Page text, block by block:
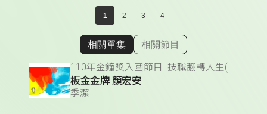
1 2 3 4
顯示相關單集
相關單集 相關節目
110年金鐘獎入圍節目--技職翻轉人生(單元節目獎)
板金金牌 顏宏安
季潔